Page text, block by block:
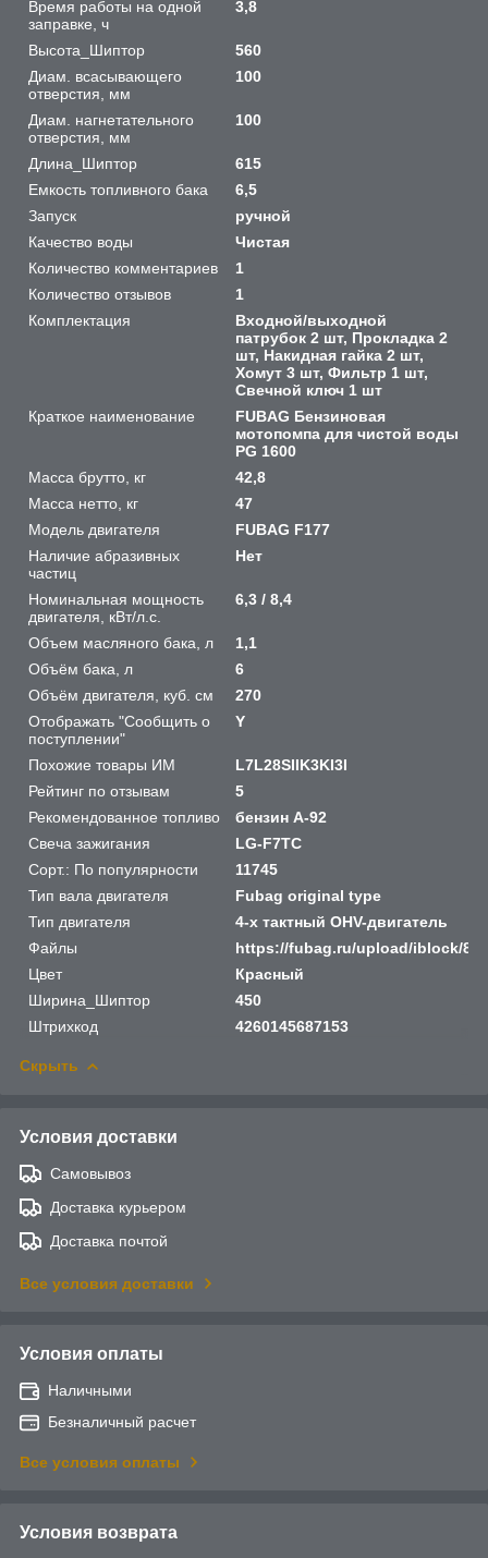
Время работы на одной
заправке, ч
3,8
Высота_Шиптор
560
Диам. всасывающего
отверстия, мм
100
Диам. нагнетательного
отверстия, мм
100
Длина_Шиптор
615
Емкость топливного бака
6,5
Запуск
ручной
Качество воды
Чистая
Количество комментариев
1
Количество отзывов
1
Комплектация
Входной/выходной
патрубок 2 шт, Прокладка 2
шт, Накидная гайка 2 шт,
Хомут 3 шт, Фильтр 1 шт,
Свечной ключ 1 шт
Краткое наименование
FUBAG Бензиновая
мотопомпа для чистой воды
PG 1600
Масса брутто, кг
42,8
Масса нетто, кг
47
Модель двигателя
FUBAG F177
Наличие абразивных
частиц
Нет
Номинальная мощность
двигателя, кВт/л.с.
6,3 / 8,4
Объем масляного бака, л
1,1
Объём бака, л
6
Объём двигателя, куб. см
270
Отображать "Сообщить о
поступлении"
Y
Похожие товары ИМ
L7L28SIIK3KI3I
Рейтинг по отзывам
5
Рекомендованное топливо
бензин А-92
Свеча зажигания
LG-F7TC
Сорт.: По популярности
11745
Тип вала двигателя
Fubag original type
Тип двигателя
4-х тактный OHV-двигатель
Файлы
https://fubag.ru/upload/iblock/
Цвет
Красный
Ширина_Шиптор
450
Штрихкод
4260145687153
Скрыть
Условия доставки
Самовывоз
Доставка курьером
Доставка почтой
Все условия доставки
Условия оплаты
Наличными
Безналичный расчет
Все условия оплаты
Условия возврата